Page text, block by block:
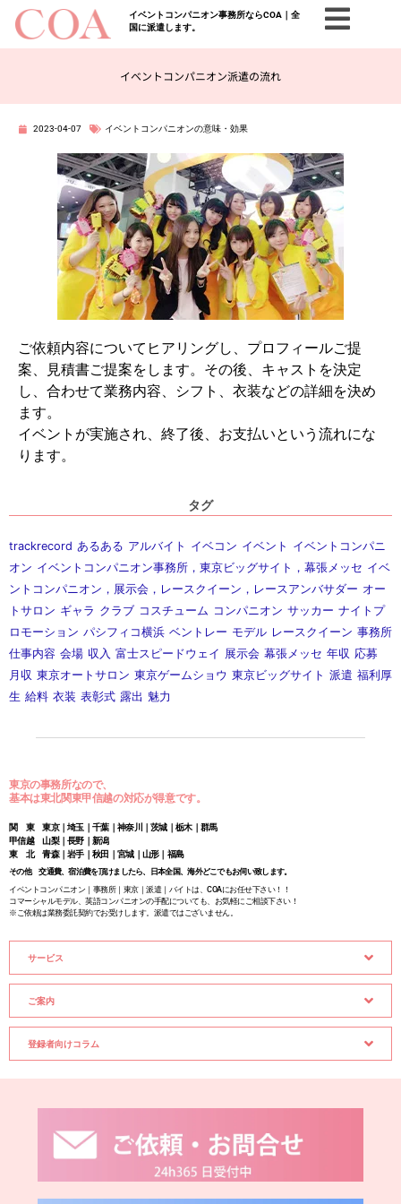
イベントコンパニオン事務所ならCOA｜全
国に派遣します。
イベントコンパニオン派遣の流れ
2023-04-07 イベントコンパニオンの意味・効果
ご依頼内容についてヒアリングし、プロフィールご提
案、見積書ご提案をします。その後、キャストを決定
し、合わせて業務内容、シフト、衣装などの詳細を決め
ます。
イベントが実施され、終了後、お支払いという流れにな
ります。
タグ
trackrecord あるある アルバイト イベコン イベント イベントコンパニ
オン イベントコンパニオン事務所，東京ビッグサイト，幕張メッセ イベ
ントコンパニオン，展示会，レースクイーン，レースアンバサダー オー
トサロン ギャラ クラブ コスチューム コンパニオン サッカー ナイトプ
ロモーション パシフィコ横浜 ベントレー モデル レースクイーン 事務所
仕事内容 会場 収入 富士スピードウェイ 展示会 幕張メッセ 年収 応募
月収 東京オートサロン 東京ゲームショウ 東京ビッグサイト 派遣 福利厚
生 給料 衣装 表彰式 露出 魅力
東京の事務所なので、
基本は東北関東甲信越の対応が得意です。
関 東 東京｜埼玉｜千葉｜神奈川｜茨城｜栃木｜群馬
甲信越 山梨｜長野｜新潟
東 北 青森｜岩手｜秋田｜宮城｜山形｜福島
その他 交通費、宿泊費を頂けましたら、日本全国、海外どこでもお伺い致します。
イベントコンパニオン｜事務所｜東京｜派遣｜バイトは、COAにお任せ下さい！！
コマーシャルモデル、英語コンパニオンの手配についても、お気軽にご相談下さい！
※ご依頼は業務委託契約でお受けします。派遣ではございません。
サービス
ご案内
登録者向けコラム